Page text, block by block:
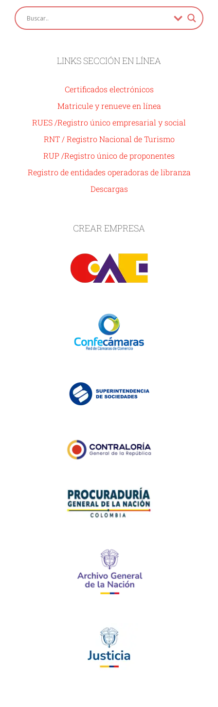
LINKS SECCIÓN EN LÍNEA
Certificados electrónicos
Matricule y renueve en línea
RUES /Registro único empresarial y social
RNT / Registro Nacional de Turismo
RUP /Registro único de proponentes
Registro de entidades operadoras de libranza
Descargas
CREAR EMPRESA